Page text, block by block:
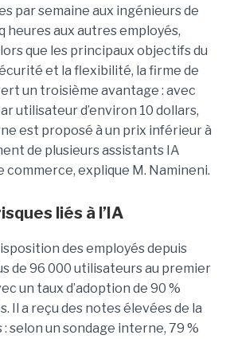
par semaine aux ingénieurs de
heures aux autres employés,
que les principaux objectifs du
et la flexibilité, la firme de
un troisième avantage : avec
utilisateur d’environ 10 dollars,
est proposé à un prix inférieur à
de plusieurs assistants IA
commerce, explique M. Namineni.
liés à l’IA
des employés depuis
de 96 000 utilisateurs au premier
un taux d’adoption de 90 %
Il a reçu des notes élevées de la
selon un sondage interne, 79 %